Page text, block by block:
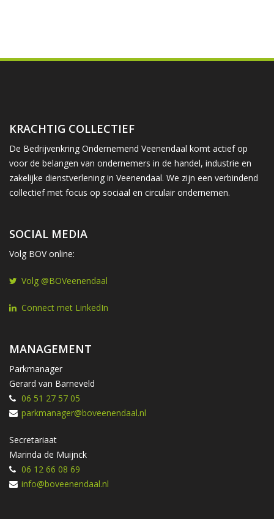
KRACHTIG COLLECTIEF
De Bedrijvenkring Ondernemend Veenendaal komt actief op
voor de belangen van ondernemers in de handel, industrie en
zakelijke dienstverlening in Veenendaal. We zijn een verbindend
collectief met focus op sociaal en circulair ondernemen.
SOCIAL MEDIA
Volg BOV online:
Volg @BOVeenendaal
Connect met LinkedIn
MANAGEMENT
Parkmanager
Gerard van Barneveld
06 51 27 57 05
parkmanager@boveenendaal.nl
Secretariaat
Marinda de Muijnck
06 12 66 08 69
info@boveenendaal.nl